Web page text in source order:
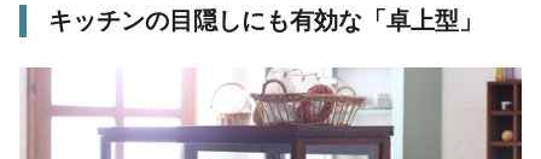
キッチンの目隠しにも有効な「卓上型」